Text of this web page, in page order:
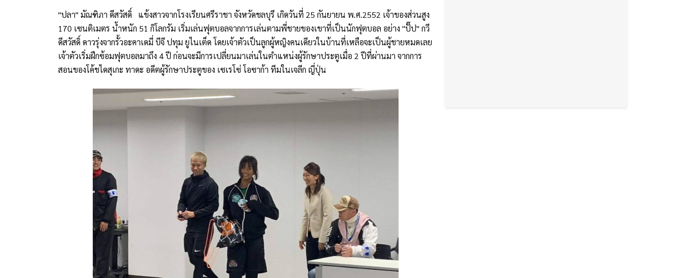
"ปลา" มัณฑิภา ดีสวัสดิ์ แข้งสาวจากโรงเรียนศรีราชา จังหวัดชลบุรี เกิดวันที่ 25 กันยายน พ.ศ.2552 เจ้าของส่วนสูง
170 เซนติเมตร น้ำหนัก 51 กิโลกรัม เริ่มเล่นฟุตบอลจากการเล่นตามพี่ชายของเขาที่เป็นนักฟุตบอล อย่าง "ปั๊ป" กวี
ดีสวัสดิ์ ดาวรุ่งจากรั้วอะคาเดมี่ บีจี ปทุม ยูไนเต็ด โดยเจ้าตัวเป็นลูกผู้หญิงคนเดียวในบ้านที่เหลือจะเป็นผู้ชายหมดเลย
เจ้าตัวเริ่มฝึกซ้อมฟุตบอลมาถึง 4 ปี ก่อนจะมีการเปลี่ยนมาเล่นในตำแหน่งผู้รักษาประตูเมื่อ 2 ปีที่ผ่านมา จากการ
สอนของโค้ชไดสุเกะ ทาดะ อดีตผู้รักษาประตูของ เซเรโซ่ โอซาก้า ทีมในเจลีก ญี่ปุ่น